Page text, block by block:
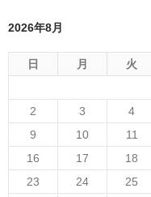
2026年8月
日 月 火
2
3 4
9
10 11
16
17 18
23
24 25